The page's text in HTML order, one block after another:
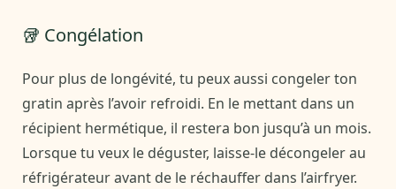
🥡 Congélation
Pour plus de longévité, tu peux aussi congeler ton
gratin après l’avoir refroidi. En le mettant dans un
récipient hermétique, il restera bon jusqu’à un mois.
Lorsque tu veux le déguster, laisse-le décongeler au
réfrigérateur avant de le réchauffer dans l’airfryer.